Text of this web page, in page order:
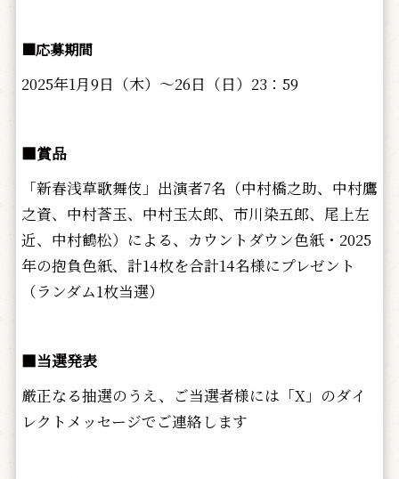
■応募期間
2025年1月9日（木）～26日（日）23：59
■賞品
「新春浅草歌舞伎」出演者7名（中村橋之助、中村鷹
之資、中村莟玉、中村玉太郎、市川染五郎、尾上左
近、中村鶴松）による、カウントダウン色紙・2025
年の抱負色紙、計14枚を合計14名様にプレゼント
（ランダム1枚当選）
■当選発表
厳正なる抽選のうえ、ご当選者様には「X」のダイ
レクトメッセージでご連絡します